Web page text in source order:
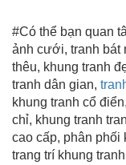
#Có thể bạn quan
ảnh cưới, tranh bát
thêu, khung tranh
tranh dân gian,
khung tranh cổ
chỉ, khung tranh
cao cấp, phân phối
trang trí khung